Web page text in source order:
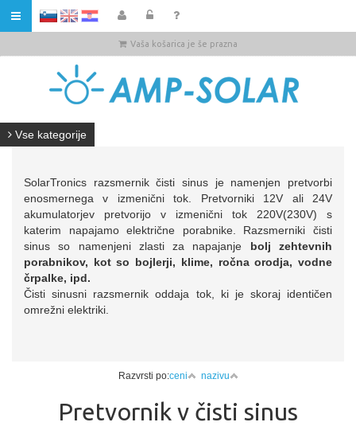
HR
Vaša košarica je še prazna
Vse kategorije
SolarTronics razsmernik čisti sinus je namenjen pretvorbi
enosmernega v izmenični tok. Pretvorniki 12V ali 24V
akumulatorjev pretvorijo v izmenični tok 220V(230V) s
katerim napajamo električne porabnike. Razsmerniki čisti
sinus so namenjeni zlasti za napajanje bolj zehtevnih
porabnikov, kot so bojlerji, klime, ročna orodja, vodne
črpalke, ipd.
Čisti sinusni razsmernik oddaja tok, ki je skoraj identičen
omrežni elektriki.
Razvrsti po:ceni nazivu
Pretvornik v čisti sinus